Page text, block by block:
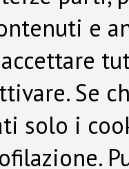
e
accettare
Se
solo i